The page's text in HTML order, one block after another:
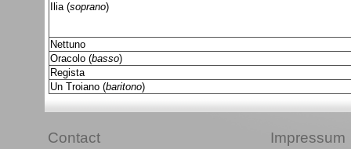
Ilia (soprano)
Nettuno
Oracolo (basso)
Regista
Un Troiano (baritono)
Contact Impressum